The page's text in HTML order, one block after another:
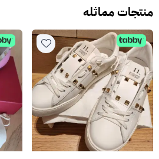
منتجات مماثله